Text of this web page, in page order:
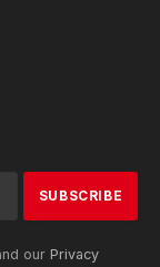
our Privacy